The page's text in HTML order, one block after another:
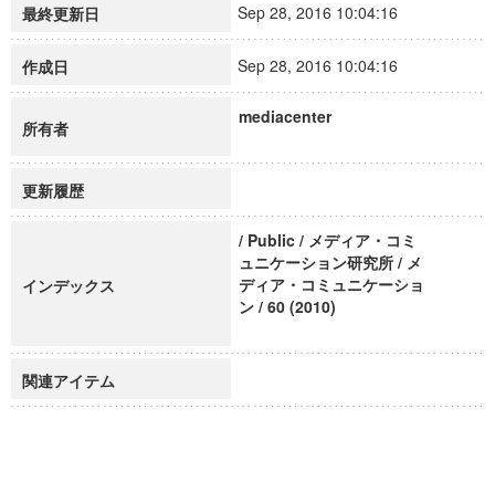
最終更新日 Sep 28, 2016 10:04:16
作成日 Sep 28, 2016 10:04:16
所有者
mediacenter
更新履歴
インデックス
/ Public / メディア・コミ
ュニケーション研究所 / メ
ディア・コミュニケーショ
ン / 60 (2010)
関連アイテム